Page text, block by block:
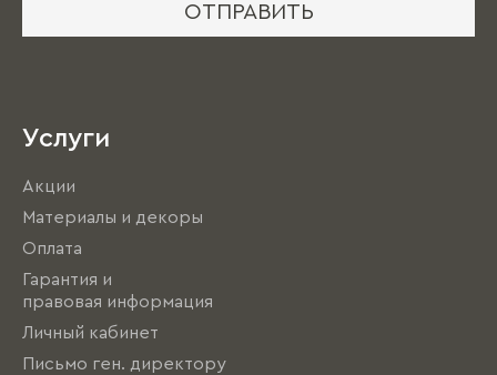
ОТПРАВИТЬ
Услуги
Акции
Материалы и декоры
Оплата
Гарантия и
правовая информация
Личный кабинет
Письмо ген. директору